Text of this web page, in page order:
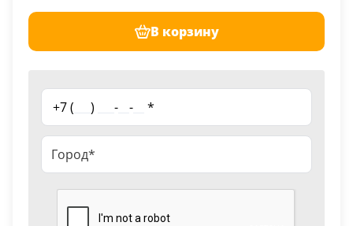
В корзину
+7 ( ) - - *